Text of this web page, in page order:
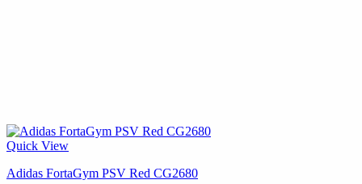
Quick View
Adidas FortaGym PSV Red CG2680